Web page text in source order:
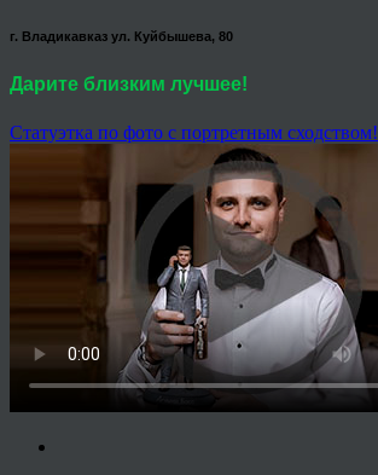
г. Владикавказ ул. Куйбышева, 80
Дарите близким лучшее!
Статуэтка по фото с портретным сходством!